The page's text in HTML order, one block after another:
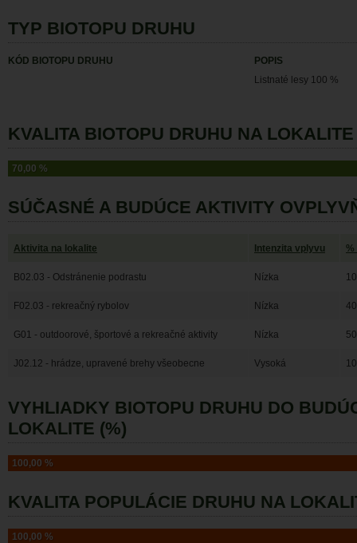
TYP BIOTOPU DRUHU
KÓD BIOTOPU DRUHU
POPIS
Listnaté lesy 100 %
KVALITA BIOTOPU DRUHU NA
70,00 %
SÚČASNÉ A BUDÚCE AKTIVITY
Aktivita na lokalite Intenzita vplyvu %
B02.03 - Odstránenie podrastu Nízka
F02.03 - rekreačný rybolov Nízka
G01 - outdoorové, športové a rekreačné aktivity Nízka
J02.12 - hrádze, upravené brehy všeobecne Vysoká
VYHLIADKY BIOTOPU DRUHU DO
LOKALITE (%)
100,00 %
KVALITA POPULÁCIE DRUHU NA
100,00 %